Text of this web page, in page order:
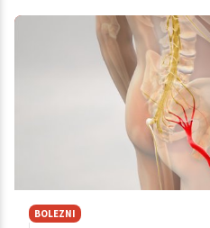
natrija ter kakšne so smernice za
BOLEZNI